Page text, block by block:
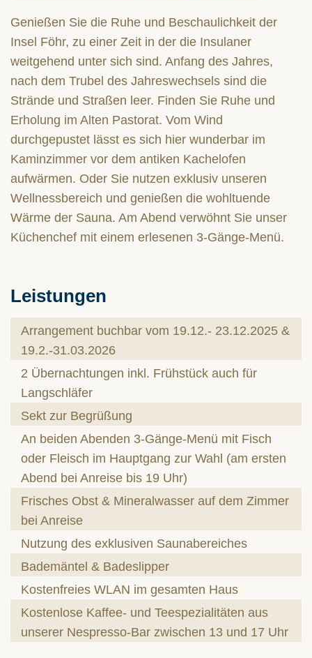
Genießen Sie die Ruhe und Beschaulichkeit der
Insel Föhr, zu einer Zeit in der die Insulaner
weitgehend unter sich sind. Anfang des Jahres,
nach dem Trubel des Jahreswechsels sind die
Strände und Straßen leer. Finden Sie Ruhe und
Erholung im Alten Pastorat. Vom Wind
durchgepustet lässt es sich hier wunderbar im
Kaminzimmer vor dem antiken Kachelofen
aufwärmen. Oder Sie nutzen exklusiv unseren
Wellnessbereich und genießen die wohltuende
Wärme der Sauna. Am Abend verwöhnt Sie unser
Küchenchef mit einem erlesenen 3-Gänge-Menü.
Leistungen
Arrangement buchbar vom 19.12.- 23.12.2025 &
19.2.-31.03.2026
2 Übernachtungen inkl. Frühstück auch für
Langschläfer
Sekt zur Begrüßung
An beiden Abenden 3-Gänge-Menü mit Fisch
oder Fleisch im Hauptgang zur Wahl (am ersten
Abend bei Anreise bis 19 Uhr)
Frisches Obst & Mineralwasser auf dem Zimmer
bei Anreise
Nutzung des exklusiven Saunabereiches
Bademäntel & Badeslipper
Kostenfreies WLAN im gesamten Haus
Kostenlose Kaffee- und Teespezialitäten aus
unserer Nespresso-Bar zwischen 13 und 17 Uhr